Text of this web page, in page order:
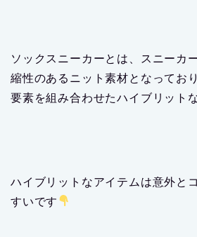
ソックスニーカーとは、スニーカ
縮性のあるニット素材となってお
要素を組み合わせたハイブリット
ハイブリットなアイテムは意外と
すいです